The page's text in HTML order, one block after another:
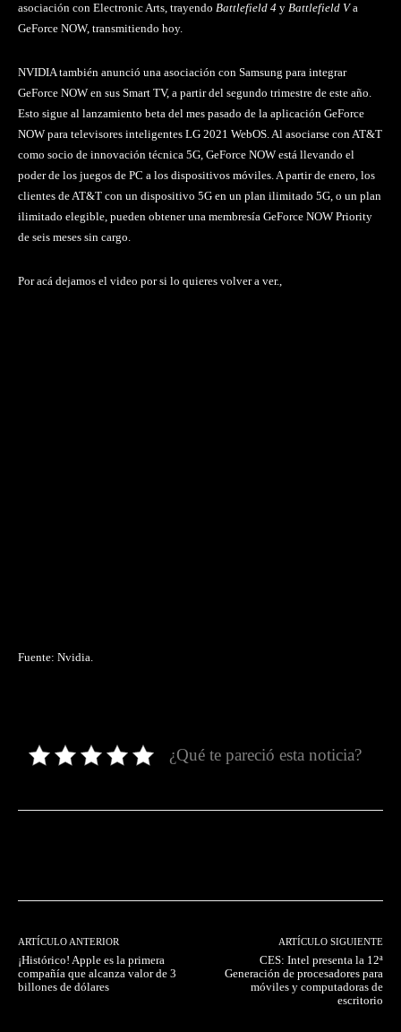
asociación con Electronic Arts, trayendo Battlefield 4 y Battlefield Va
GeForce NOW, transmitiendo hoy.
NVIDIA también anunció una asociación con Samsung para integrar
GeForce NOW en sus Smart TV, a partir del segundo trimestre de este año.
Esto sigue al lanzamiento beta del mes pasado de la aplicación GeForce
NOW para televisores inteligentes LG 2021 WebOS. Al asociarse con AT&T
como socio de innovación técnica 5G, GeForce NOW está llevando el
poder de los juegos de PC a los dispositivos móviles. A partir de enero, los
clientes de AT&T con un dispositivo 5G en un plan ilimitado 5G, o un plan
ilimitado elegible, pueden obtener una membresía GeForce NOW Priority
de seis meses sin cargo.
Por acá dejamos el video por si lo quieres volver a ver.,
Fuente: Nvidia.
¿Qué te pareció esta noticia?
ARTÍCULO ANTERIOR
¡Histórico! Apple es la primera
compañía que alcanza valor de 3
billones de dólares
ARTÍCULO SIGUIENTE
CES: Intel presenta la 12ª
Generación de procesadores para
móviles y computadoras de
escritorio